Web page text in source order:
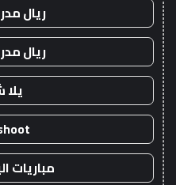
ريال
ريال
مباريات